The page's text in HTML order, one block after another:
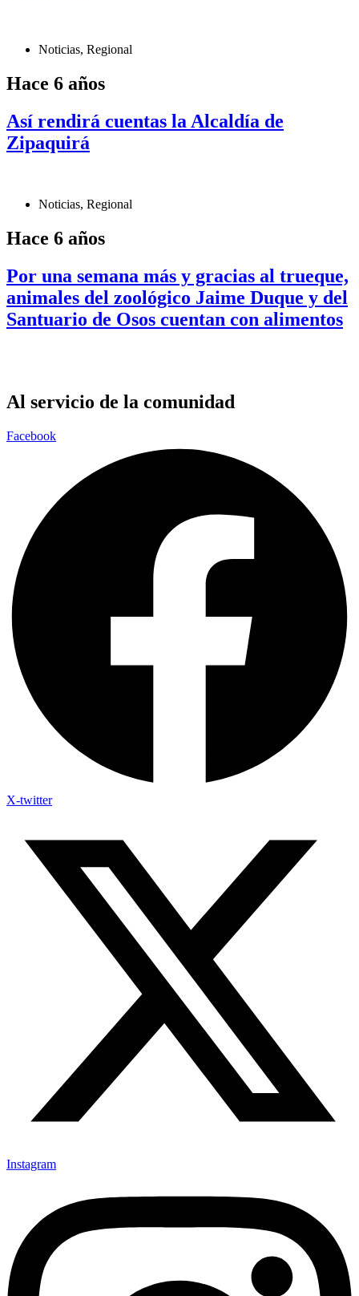
Noticias, Regional
Hace 6 años
Así rendirá cuentas la Alcaldía de
Zipaquirá
Noticias, Regional
Hace 6 años
Por una semana más y gracias al trueque,
animales del zoológico Jaime Duque y del
Santuario de Osos cuentan con alimentos
Al servicio de la comunidad
Facebook
X-twitter
Instagram